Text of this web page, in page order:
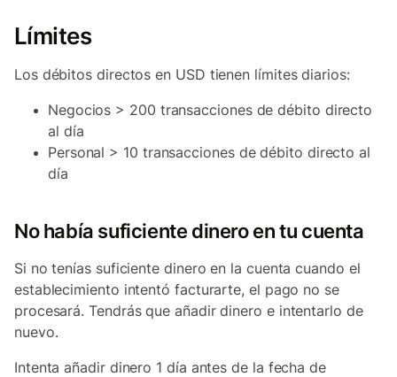
Límites
Los débitos directos en USD tienen límites diarios:
Negocios > 200 transacciones de débito directo
al día
Personal > 10 transacciones de débito directo al
día
No había suficiente dinero en tu cuenta
Si no tenías suficiente dinero en la cuenta cuando el
establecimiento intentó facturarte, el pago no se
procesará. Tendrás que añadir dinero e intentarlo de
nuevo.
Intenta añadir dinero 1 día antes de la fecha de